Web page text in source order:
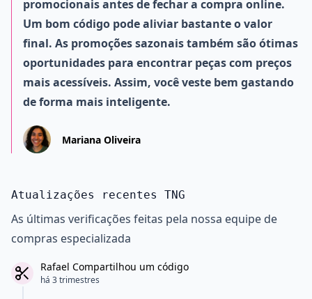
promocionais antes de fechar a compra online.
Um bom código pode aliviar bastante o valor
final. As promoções sazonais também são ótimas
oportunidades para encontrar peças com preços
mais acessíveis. Assim, você veste bem gastando
de forma mais inteligente.
Mariana Oliveira
Atualizações recentes TNG
As últimas verificações feitas pela nossa equipe de
compras especializada
Rafael Compartilhou um código
há 3 trimestres